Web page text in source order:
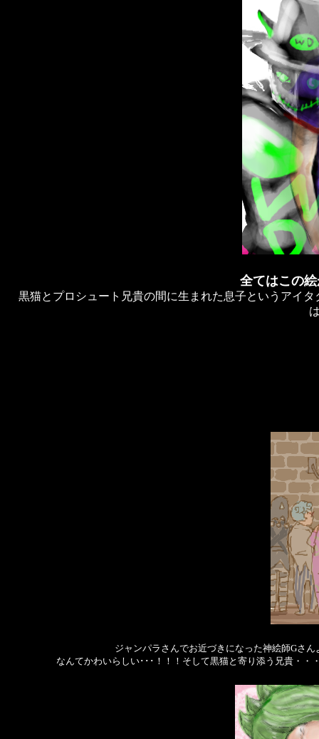
全てはこの
黒猫とプロシュート兄貴の間に生まれた息子というアイ
ジャンパラさんでお近づきになった神絵師Gさ
なんてかわいらしい･･･！！！そして黒猫と寄り添う兄貴・